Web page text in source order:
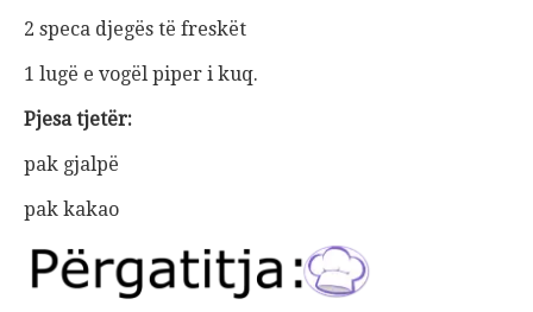
2 speca djegës të freskët
1 lugë e vogël piper i kuq.
Pjesa tjetër:
pak gjalpë
pak kakao